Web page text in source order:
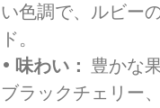
い色調で、ルビー
ド。
• 味わい： 豊かな
ブラックチェリー